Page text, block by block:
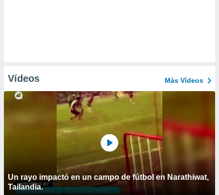
Vídeos Más Vídeos
Un rayo impactó en un campo de fútbol en Narathiwat,
Tailandia.